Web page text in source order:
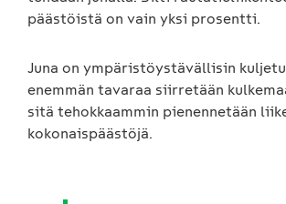
päästöistä on vain yksi prosentti.
Juna on ympäristöystävällisin
enemmän tavaraa siirretään
sitä tehokkaammin pienennetään
kokonaispäästöjä.